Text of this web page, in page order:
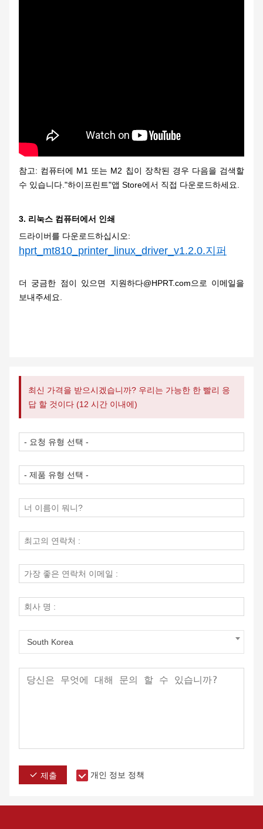
참고: 컴퓨터에 M1 또는 M2 칩이 장착된 경우 다음을 검색할
수 있습니다."하이프린트"앱 Store에서 직접 다운로드하세요.
3. 리눅스 컴퓨터에서 인쇄
드라이버를 다운로드하십시오:
hprt_mt810_printer_linux_driver_v1.2.0.지퍼
더 궁금한 점이 있으면 지원하다@HPRT.com으로 이메일을
보내주세요.
최신 가격을 받으시겠습니까? 우리는 가능한 한 빨리 응
답 할 것이다 (12 시간 이내에)
South Korea
제출 개인 정보 정책